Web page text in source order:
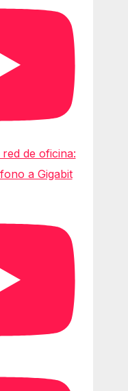
de oficina:
a Gigabit